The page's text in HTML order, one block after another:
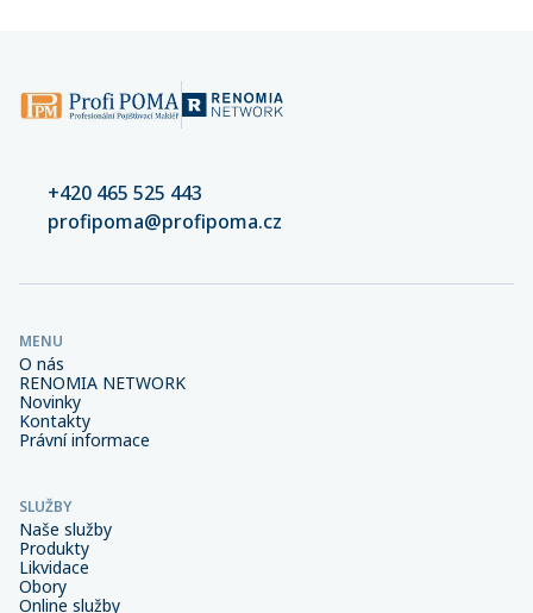
+420 465 525 443
profipoma@profipoma.cz
MENU
O nás
RENOMIA NETWORK
Novinky
Kontakty
Právní informace
SLUŽBY
Naše služby
Produkty
Likvidace
Obory
Online služby